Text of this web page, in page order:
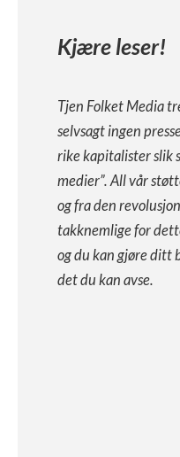
Kjære leser!
Tjen Folket Media
selvsagt ingen
rike kapitalister slik
medier”. All vår
og fra den
takknemlige for
og du kan gjøre ditt
det du kan avse.